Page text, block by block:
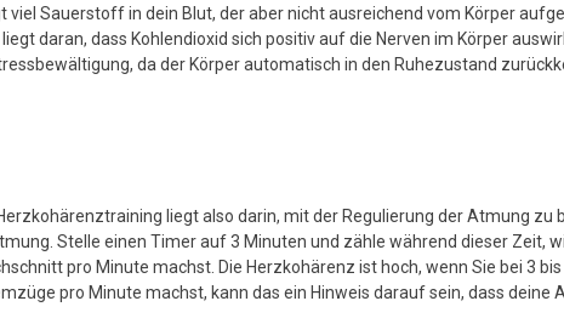
viel Sauerstoff in dein Blut, der aber nicht ausreichend vom Körper
daran, dass Kohlendioxid sich positiv auf die Nerven im Körper
da der Körper automatisch in den Ruhezustand
liegt also darin, mit der Regulierung der Atmung
Stelle einen Timer auf 3 Minuten und zähle während dieser Zeit,
pro Minute machst. Die Herzkohärenz ist hoch, wenn Sie bei 3
pro Minute machst, kann das ein Hinweis darauf sein, dass